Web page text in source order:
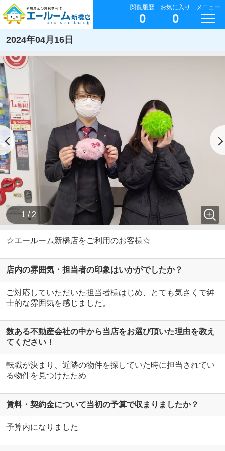
閲覧履歴
0
お気に入り
0
メニュー
2024年04月16日
1 / 2
☆エールーム新橋店をご利用のお客様☆
店内の雰囲気・担当者の印象はいかがでしたか？
ご対応していただいた担当者様はじめ、とても気さくで紳
士的な雰囲気を感じました。
数ある不動産会社の中から当店をお選び頂いた理由を教え
てください！
転職が決まり、近隣の物件を探していた時に担当されてい
る物件を見つけたため
賃料・契約金について当初の予算で収まりましたか？
予算内になりました